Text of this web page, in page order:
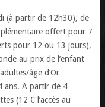
(à partir de 12h30), de
offert pour 7
pour 12 ou 13 jours),
au prix de l’enfant
âge d’Or
ans. A partir de 4
(12 € l’accès au